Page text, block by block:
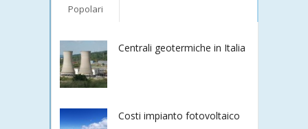
Popolari
Centrali geotermiche in Italia
Costi impianto fotovoltaico